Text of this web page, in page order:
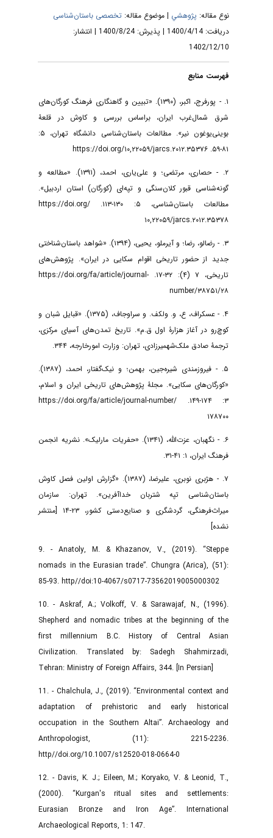
نوع مقاله:پژوهشي| موضوع مقاله:تخصصی باستان‌شناسی
دریافت: 1400/4/14 | پذیرش: 1400/8/24 | انتشار:
1402/12/10
فهرست منابع
۱. - پورفرج، اکبر، (۱۳۹۰). «تبیین و گاهنگاری فرهنگ کورگان‌های
شرق شمال‌غرب ایران، براساس بررسی و کاوش در قلعۀ
۸۱-۵۹. https://doi.org/۱۰,۲۲۰۵۹/jarcs.۲۰۱۲.۳۵۳۷۶
۲. - حصاری، مرتضی؛ و علی‌یاری، احمد، (۱۳۹۱). «مطالعه و
گونه‌شناسی قبور کلان‌سنگی و تپه‌ای (کورگان) استان اردبیل».
مطالعات باستان‌شناسی، ۵: ۱۳۰-۱۱۳. https://doi.org/
۱۰,۲۲۰۵۹/jarcs.۲۰۱۲.۳۵۳۷۸
۳. - رضالو، رضا؛ و آیرملو، یحیی، (۱۳۹۴). «شواهد باستان‌شناختی
جدید از حضور تاریخی اقوام سکایی در ایران». پژوهش‌های
تاریخی، ۷ (۴): ۳۲-۱۷. https://doi.org/fa/article/journal-
number/۳۸۷۵۱/۲۸
۴. - عسکراف، ع، و. ولکف. و سراوجاف، (۱۳۷۵). «قبایل شبان و
کوچ‌رو در آغاز هزارۀ اول ق.م». تاریخ تمدن‌های آسیای مرکزی،
ترجمۀ صادق ملک‌شهمیرزادی، تهران: وزارت امورخارجه، ۳۴۴.
۵. - فیروزمندی شیره‌جین، بهمن؛ و نیک‌گفتار، احمد، (۱۳۸۷).
«کورگان‌های سکایی». مجلۀ پژوهش‌های تاریخی ایران و اسلام،
۳: ۱۷۴-۱۴۹. https://doi.org/fa/article/journal-number/
۱۷۸۷۰۰
۶. - نگهبان، عزت‌الله، (۱۳۴۱). «حفریات مارلیک». نشریه انجمن
فرهنگ ایران، ۱: ۴۱-۳۱.
۷. - هژبری نوبری، علیرضا، (۱۳۸۷). «گزارش اولین فصل کاوش
باستان‌شناسی تپه شتربان خدا‌آفرین». تهران: سازمان
میراث‌فرهنگی، گردشگری و صنایع‌دستی کشور، ۲۳-۱۴ [منتشر
نشده]
9. - Anatoly, M. & Khazanov, V., (2019). “Steppe
nomads in the Eurasian trade”. Chungra (Arica), (51):
85-93. http//doi:10-4067/s0717-73562019005000302
10. - Askraf, A.; Volkoff, V. & Sarawajaf, N., (1996).
Shepherd and nomadic tribes at the beginning of the
first millennium B.C. History of Central Asian
Civilization. Translated by: Sadegh Shahmirzadi,
Tehran: Ministry of Foreign Affairs, 344. [In Persian]
11. - Chalchula, J., (2019). “Environmental context and
adaptation of prehistoric and early historical
occupation in the Southern Altai”. Archaeology and
Anthropologist, (11): 2215-2236.
http//doi.org/10.1007/s12520-018-0664-0
12. - Davis, K. J.; Eileen, M.; Koryako, V. & Leonid, T.,
(2000). “Kurgan's ritual sites and settlements:
Eurasian Bronze and Iron Age”. International
Archaeological Reports, 1: 147.